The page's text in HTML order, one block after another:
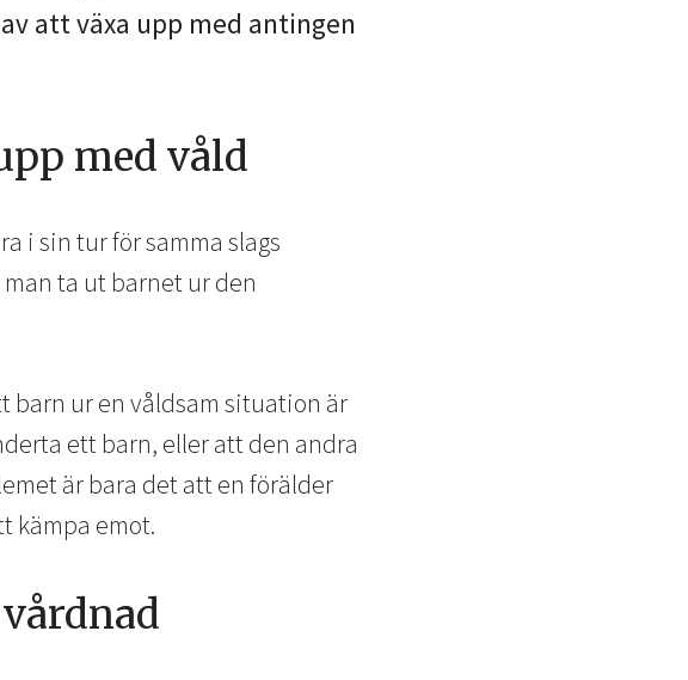
att växa upp med antingen
med våld
i sin tur för samma slags
ta ut barnet ur den
barn ur en våldsam situation är
ett barn, eller att den andra
är bara det att en förälder
kämpa emot.